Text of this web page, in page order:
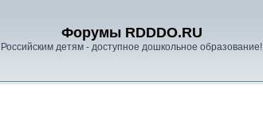
Форумы RDDDO.RU
Российским детям - доступное дошкольное образование!